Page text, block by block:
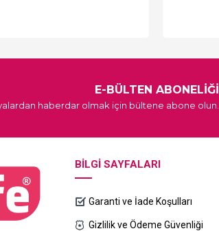
E-BÜLTEN ABONELİĞİ
haberdar olmak için bültene abone olun.
BILGI SAYFALARI
Garanti ve İade Koşulları
Gizlilik ve Ödeme Güvenliği